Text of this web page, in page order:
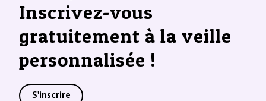
Inscrivez-vous
gratuitement à la veille
personnalisée !
S'inscrire